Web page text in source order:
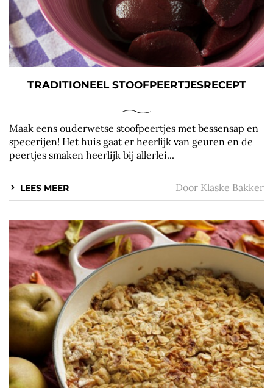
TRADITIONEEL STOOFPEERTJESRECEPT
Maak eens ouderwetse stoofpeertjes met bessensap en
specerijen! Het huis gaat er heerlijk van geuren en de
peertjes smaken heerlijk bij allerlei...
LEES MEER Door Klaske Bakker